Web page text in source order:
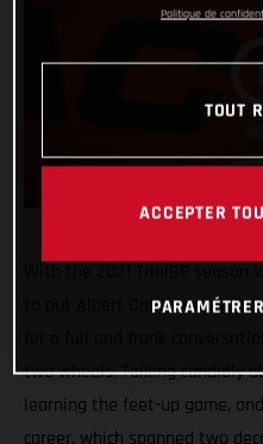
to put Albert Cabestany in
two wheels. Talking candidly
learning the feet-up game,
Politique de
TOUT
ACCEPTER